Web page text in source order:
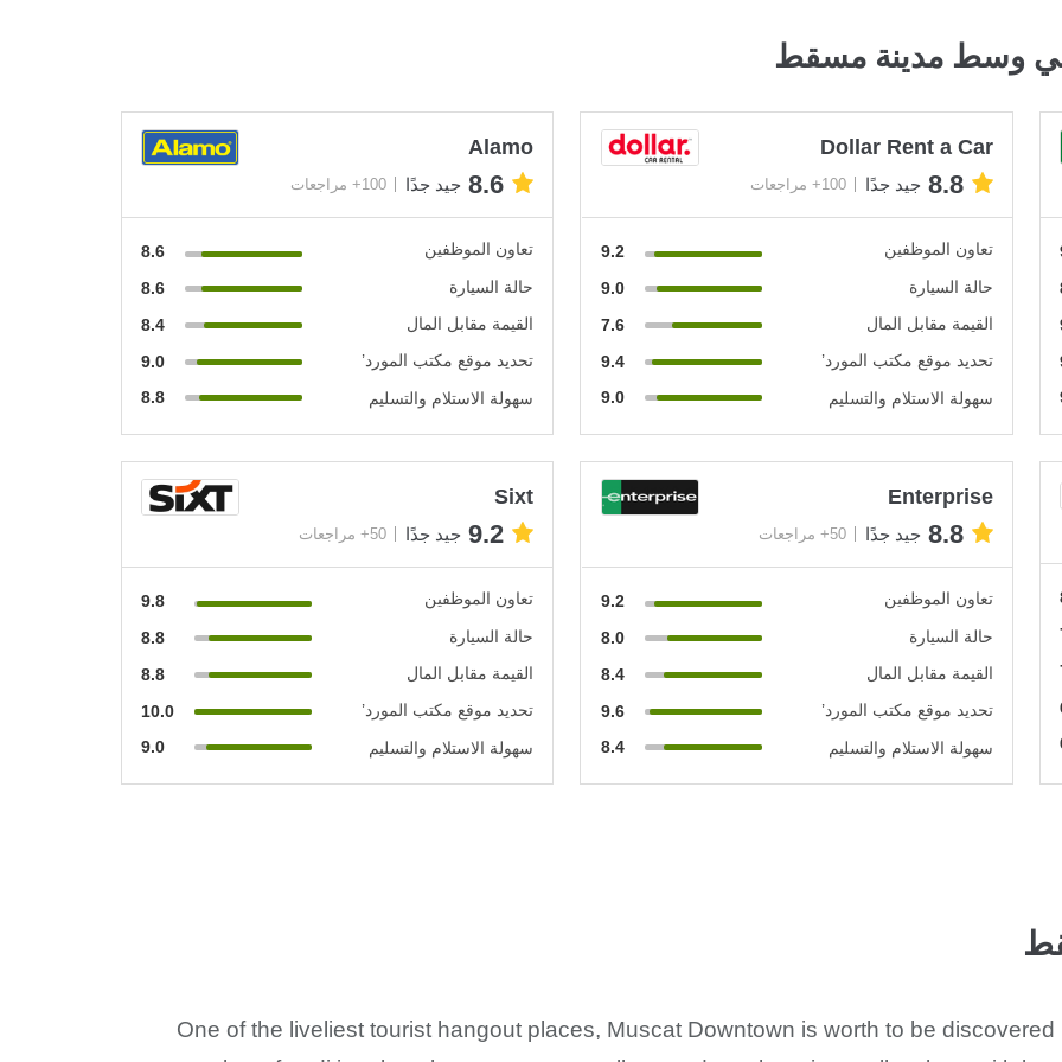
وسط مدينة مسقط
Dollar Rent a Car
8.8 جيد جدًا 100+ مراجعات
تعاون الموظفين
9.2
حالة السيارة
9.0
القيمة مقابل المال
7.6
تحديد موقع مكتب المورد’
9.4
سهولة الاستلام والتسليم
9.0
Alamo
8.6 جيد جدًا 100+ مراجعات
تعاون الموظفين
8.6
حالة السيارة
8.6
القيمة مقابل المال
8.4
تحديد موقع مكتب المورد’
9.0
سهولة الاستلام والتسليم
8.8
Enterprise
8.8 جيد جدًا 50+ مراجعات
تعاون الموظفين
9.2
حالة السيارة
8.0
القيمة مقابل المال
8.4
تحديد موقع مكتب المورد’
9.6
سهولة الاستلام والتسليم
8.4
Sixt
9.2 جيد جدًا 50+ مراجعات
تعاون الموظفين
9.8
حالة السيارة
8.8
القيمة مقابل المال
8.8
تحديد موقع مكتب المورد’
10.0
سهولة الاستلام والتسليم
9.0
One of the liveliest tourist hangout places, Muscat Downtown is worth to be discovered